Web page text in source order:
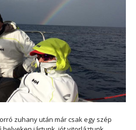
zuhany után már csak egy szép